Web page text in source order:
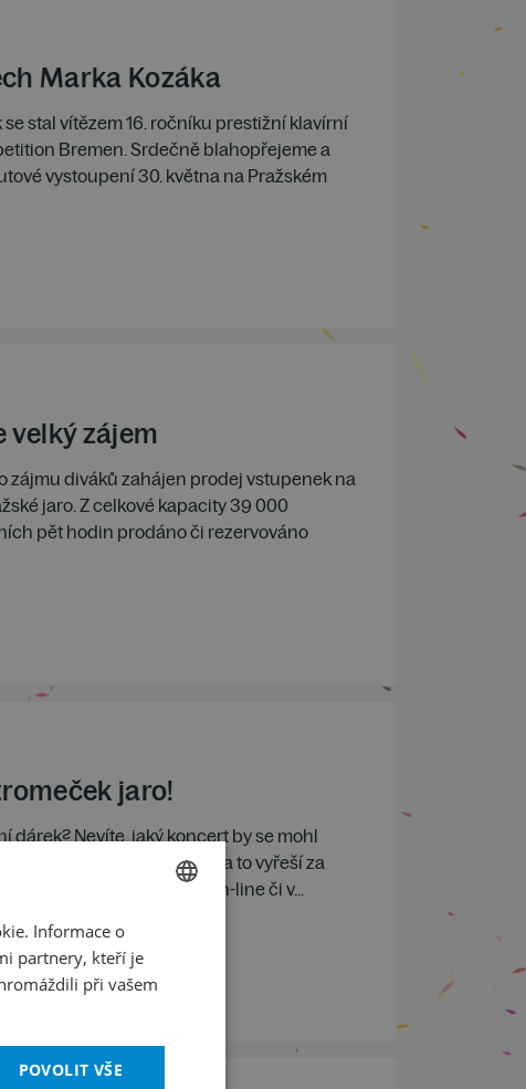
Marka Kozáka
se stal vítězem 16. ročníku prestižní klavírní
Bremen. Srdečně blahopřejeme a
vystoupení 30. května na Pražském
velký zájem
zájmu diváků zahájen prodej vstupenek na
jaro. Z celkové kapacity 39 000
pět hodin prodáno či rezervováno
jaro!
dárek? Nevíte, jaký koncert by se mohl
poukaz Pražského jara to vyřeší za
od 12. prosince on-line či v...
ENGLISH
Informace o
partnery, kteří je
při vašem
POVOLIT VŠE